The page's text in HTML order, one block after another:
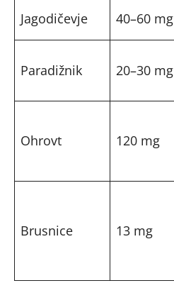
Jagodičevje
40–60 mg
Paradižnik 20–30 mg
Ohrovt 120 mg
Brusnice 13 mg